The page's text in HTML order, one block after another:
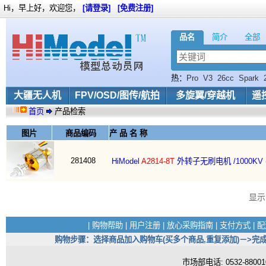
品名 简介 全部
热： Pro V3 26cc Spark
大疆无人机 FPV/OSD/图传/航拍 多旋翼/穿越机 遥
Hi，早上好，欢迎您， [请登录] [免费注册]
首页 产品检索
图片 商品编码 产 品 名 称
281408 HiModel A2814-8T 外转子无刷电机 /1000KV
显
购物帮助 用户注册 放心采购指南 支付方式
购物步骤：选择商品加入购物车(买多个商品,重复添加)－>
市场部电话: 0532-